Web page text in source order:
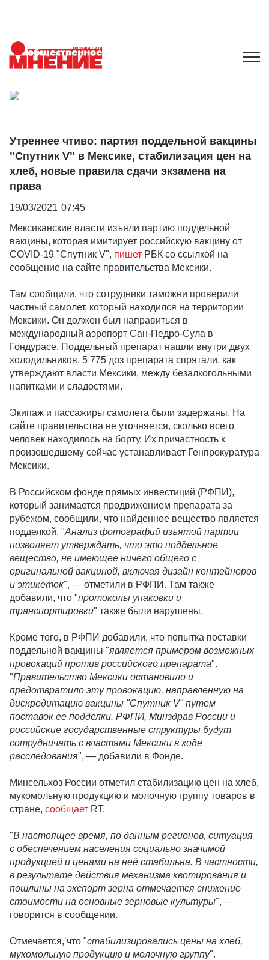
Утреннее чтиво: партия поддельной вакцины
"Спутник V" в Мексике, стабилизация цен на
хлеб, новые правила сдачи экзамена на
права
19/03/2021 07:45
Мексиканские власти изъяли партию поддельной
вакцины, которая имитирует российскую вакцину от
COVID-19 "Спутник V", пишет РБК со ссылкой на
сообщение на сайте правительства Мексики.
Там сообщили, что сотрудники таможни проверили
частный самолет, который находился на территории
Мексики. Он должен был направиться в
международный аэропорт Сан-Педро-Сула в
Гондурасе. Поддельный препарат нашли внутри двух
холодильников. 5 775 доз препарата спрятали, как
утверждают власти Мексики, между безалкогольными
напитками и сладостями.
Экипаж и пассажиры самолета были задержаны. На
сайте правительства не уточняется, сколько всего
человек находилось на борту. Их причастность к
произошедшему сейчас устанавливает Генпрокуратура
Мексики.
В Российском фонде прямых инвестиций (РФПИ),
который занимается продвижением препарата за
рубежом, сообщили, что найденное вещество является
подделкой. "Анализ фотографий изъятой партии
позволяет утверждать, что это поддельное
вещество, не имеющее ничего общего с
оригинальной вакциной, включая дизайн контейнеров
и этикеток", — отметили в РФПИ. Там также
добавили, что "протоколы упаковки и
транспортировки" также были нарушены.
Кроме того, в РФПИ добавили, что попытка поставки
поддельной вакцины "является примером возможных
провокаций против российского препарата".
"Правительство Мексики остановило и
предотвратило эту провокацию, направленную на
дискредитацию вакцины "Спутник V" путем
поставок ее подделки. РФПИ, Минздрав России и
российские государственные структуры будут
сотрудничать с властями Мексики в ходе
расследования", — добавили в Фонде.
Минсельхоз России отметил стабилизацию цен на хлеб,
мукомольную продукцию и молочную группу товаров в
стране, сообщает RT.
"В настоящее время, по данным регионов, ситуация
с обеспечением населения социально значимой
продукцией и ценами на неё стабильна. В частности,
в результате действия механизма квотирования и
пошлины на экспорт зерна отмечается снижение
стоимости на основные зерновые культуры", —
говорится в сообщении.
Отмечается, что "стабилизировались цены на хлеб,
мукомольную продукцию и молочную группу".